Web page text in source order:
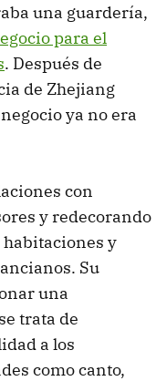
una guardería,
para el
. Después de
de Zhejiang
ya no era
con
y redecorando
y
Su
una
trata de
a los
como canto,